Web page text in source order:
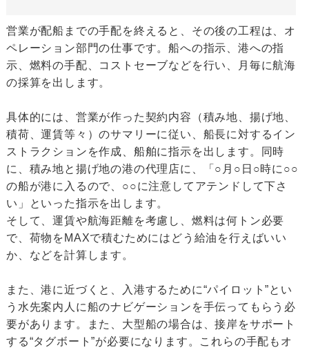
営業が配船までの手配を終えると、その後の工程は、オ
ペレーション部門の仕事です。船への指示、港への指
示、燃料の手配、コストセーブなどを行い、月毎に航海
の採算を出します。
具体的には、営業が作った契約内容（積み地、揚げ地、
積荷、運賃等々）のサマリーに従い、船長に対するイン
ストラクションを作成、船舶に指示を出します。同時
に、積み地と揚げ地の港の代理店に、「○月○日○時に○○
の船が港に入るので、○○に注意してアテンドして下さ
い」といった指示を出します。
そして、運賃や航海距離を考慮し、燃料は何トン必要
で、荷物をMAXで積むためにはどう給油を行えばいい
か、などを計算します。
また、港に近づくと、入港するために“パイロット”とい
う水先案内人に船のナビゲーションを手伝ってもらう必
要があります。また、大型船の場合は、接岸をサポート
する“タグボート”が必要になります。これらの手配もオ